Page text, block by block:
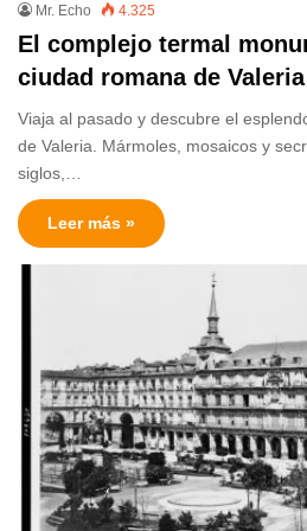
Mr. Echo 4.325
El complejo termal
ciudad romana de Valeria
Viaja al pasado y descubre el
de Valeria. Mármoles, mosaicos y
siglos,…
Leer más »